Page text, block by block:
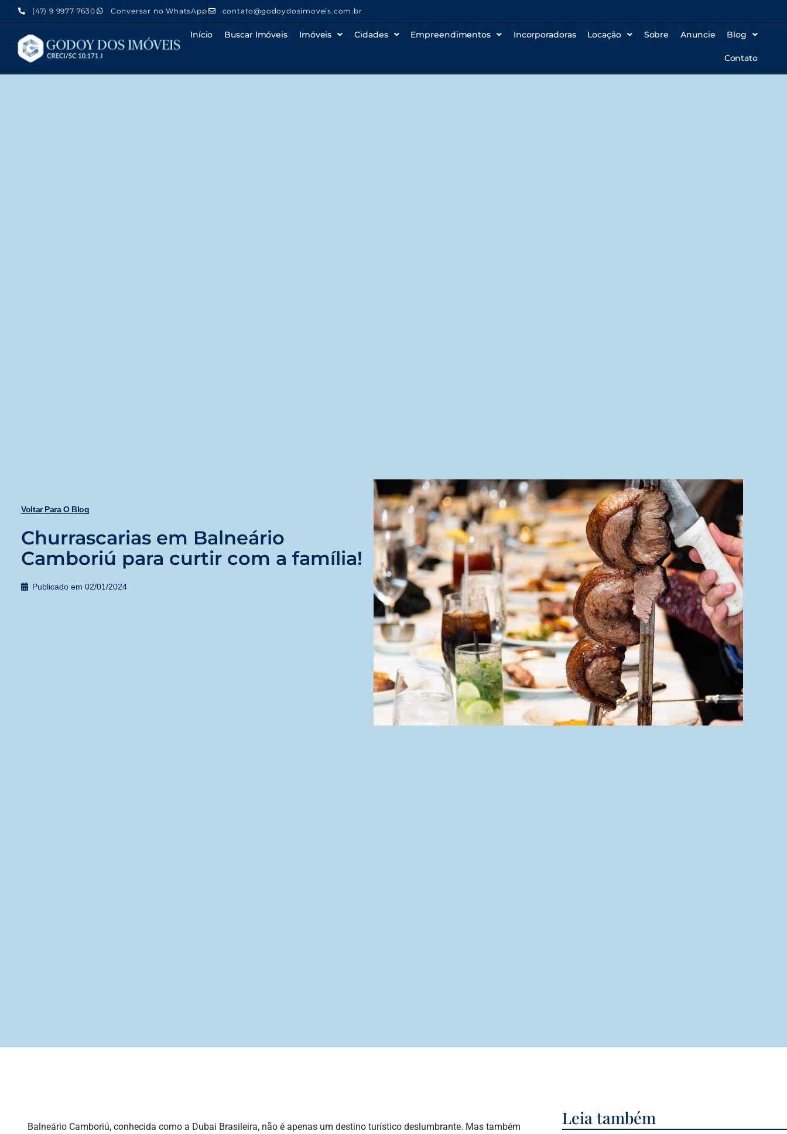
(47) 9 9977 7630 Conversar no WhatsApp contato@godoydosimoveis.com.br
Início Buscar Imóveis Imóveis Cidades Empreendimentos Incorporadoras Locação Sobre Anuncie Blog
Contato
Voltar Para O Blog
Churrascarias em Balneário
Camboriú para curtir com a família!
Publicado em 02/01/2024
Balneário Camboriú, conhecida como a Dubai Brasileira, não é apenas um destino turístico deslumbrante. Mas também
Leia também